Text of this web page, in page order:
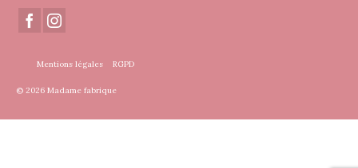
Mentions légales RGPD
© 2026 Madame fabrique